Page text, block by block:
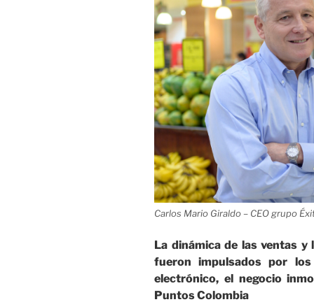
Carlos Mario Giraldo – CEO grupo
La dinámica de las ventas
fueron impulsados por
electrónico, el negocio
Puntos Colombia